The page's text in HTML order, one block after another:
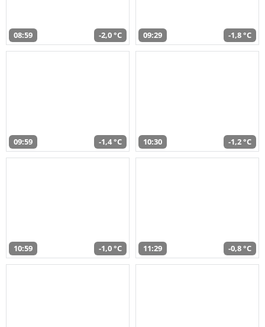
08:59 -2,0 °C 09:29 -1,8 °C
09:59 -1,4 °C 10:30 -1,2 °C
10:59 -1,0 °C 11:29 -0,8 °C